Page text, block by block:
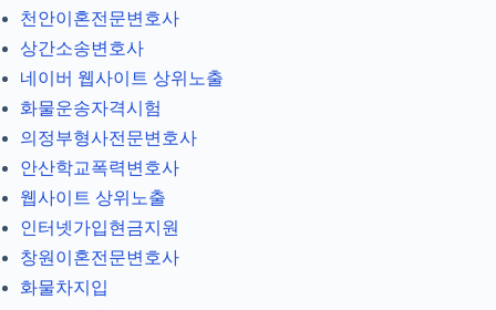
천안이혼전문변호사
상간소송변호사
네이버 웹사이트 상위노출
화물운송자격시험
의정부형사전문변호사
안산학교폭력변호사
웹사이트 상위노출
인터넷가입현금지원
창원이혼전문변호사
화물차지입